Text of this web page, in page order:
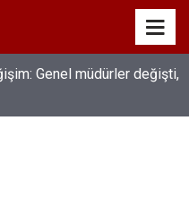
Genel müdürler değişti,